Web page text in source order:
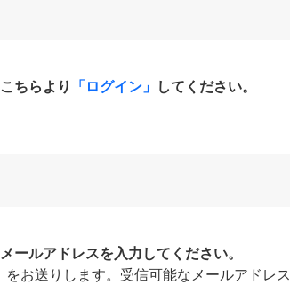
ちらより 「ログイン」 してください。
ルアドレスを入力してください。
お送りします。受信可能なメールアドレス